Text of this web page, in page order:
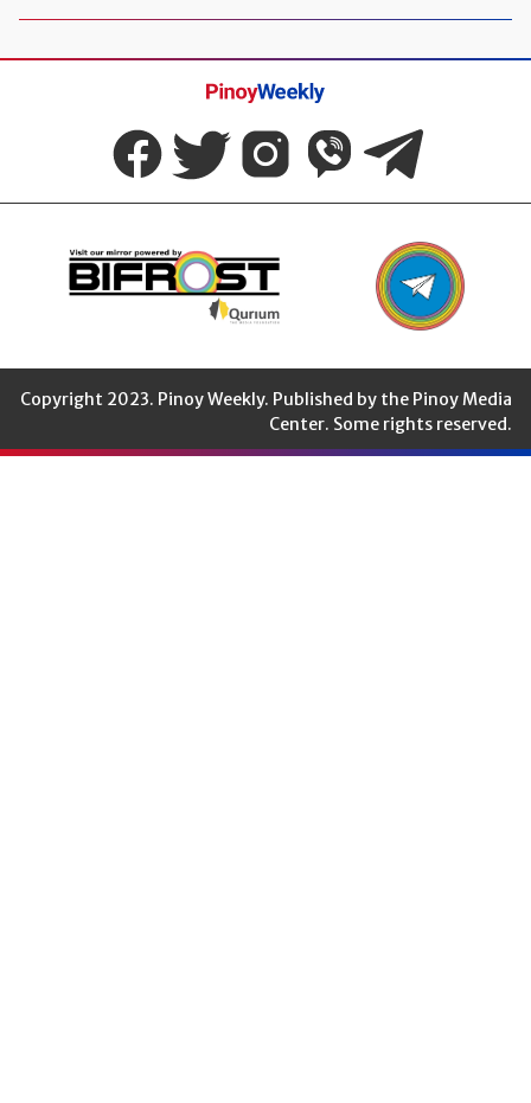
Pinoy
Weekly
Copyright 2023. Pinoy Weekly. Published by the Pinoy Media
Center. Some rights reserved.